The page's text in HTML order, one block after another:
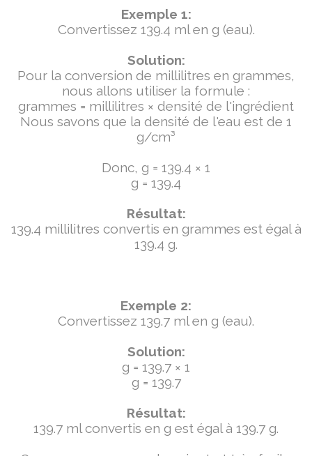
Exemple 1:
Convertissez 139.4 ml en g (eau).
Solution:
Pour la conversion de millilitres en grammes,
nous allons utiliser la formule :
grammes = millilitres × densité de l'ingrédient
Nous savons que la densité de l'eau est de 1
g/cm³
Donc, g = 139.4 × 1
g = 139.4
Résultat:
139.4 millilitres convertis en grammes est égal à
139.4 g.
Exemple 2:
Convertissez 139.7 ml en g (eau).
Solution:
g = 139.7 × 1
g = 139.7
Résultat:
139.7 ml convertis en g est égal à 139.7 g.